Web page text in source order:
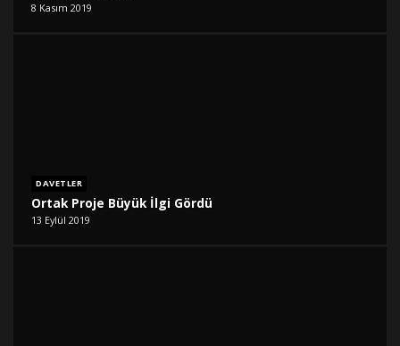
8 Kasım 2019
DAVETLER
Ortak Proje Büyük İlgi Gördü
13 Eylül 2019